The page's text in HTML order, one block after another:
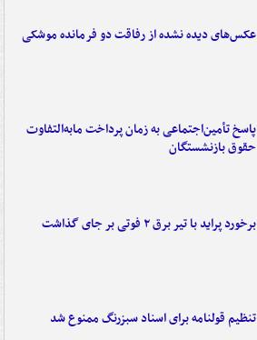
عکس‌های دیده نشده از رفاقت دو فرمانده‌ موشکی
پاسخ تأمین‌اجتماعی به زمان پرداخت مابه‌التفاوت
حقوق بازنشستگان
برخورد پراید با تیر برق ۲ فوتی بر جای گذاشت
تنظیم قولنامه برای اسناد سبزرنگ ممنوع شد